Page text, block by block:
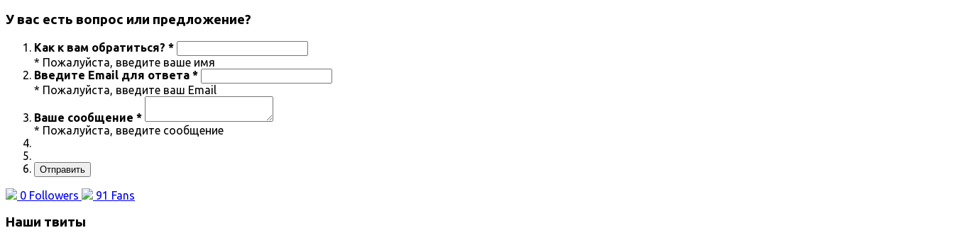
У вас есть вопрос или предложение?
Как к вам обратиться? *
* Пожалуйста, введите ваше имя
Введите Email для ответа *
* Пожалуйста, введите ваш Email
Ваше сообщение *
* Пожалуйста, введите сообщение
Отправить
0 Followers 91 Fans
Наши твиты